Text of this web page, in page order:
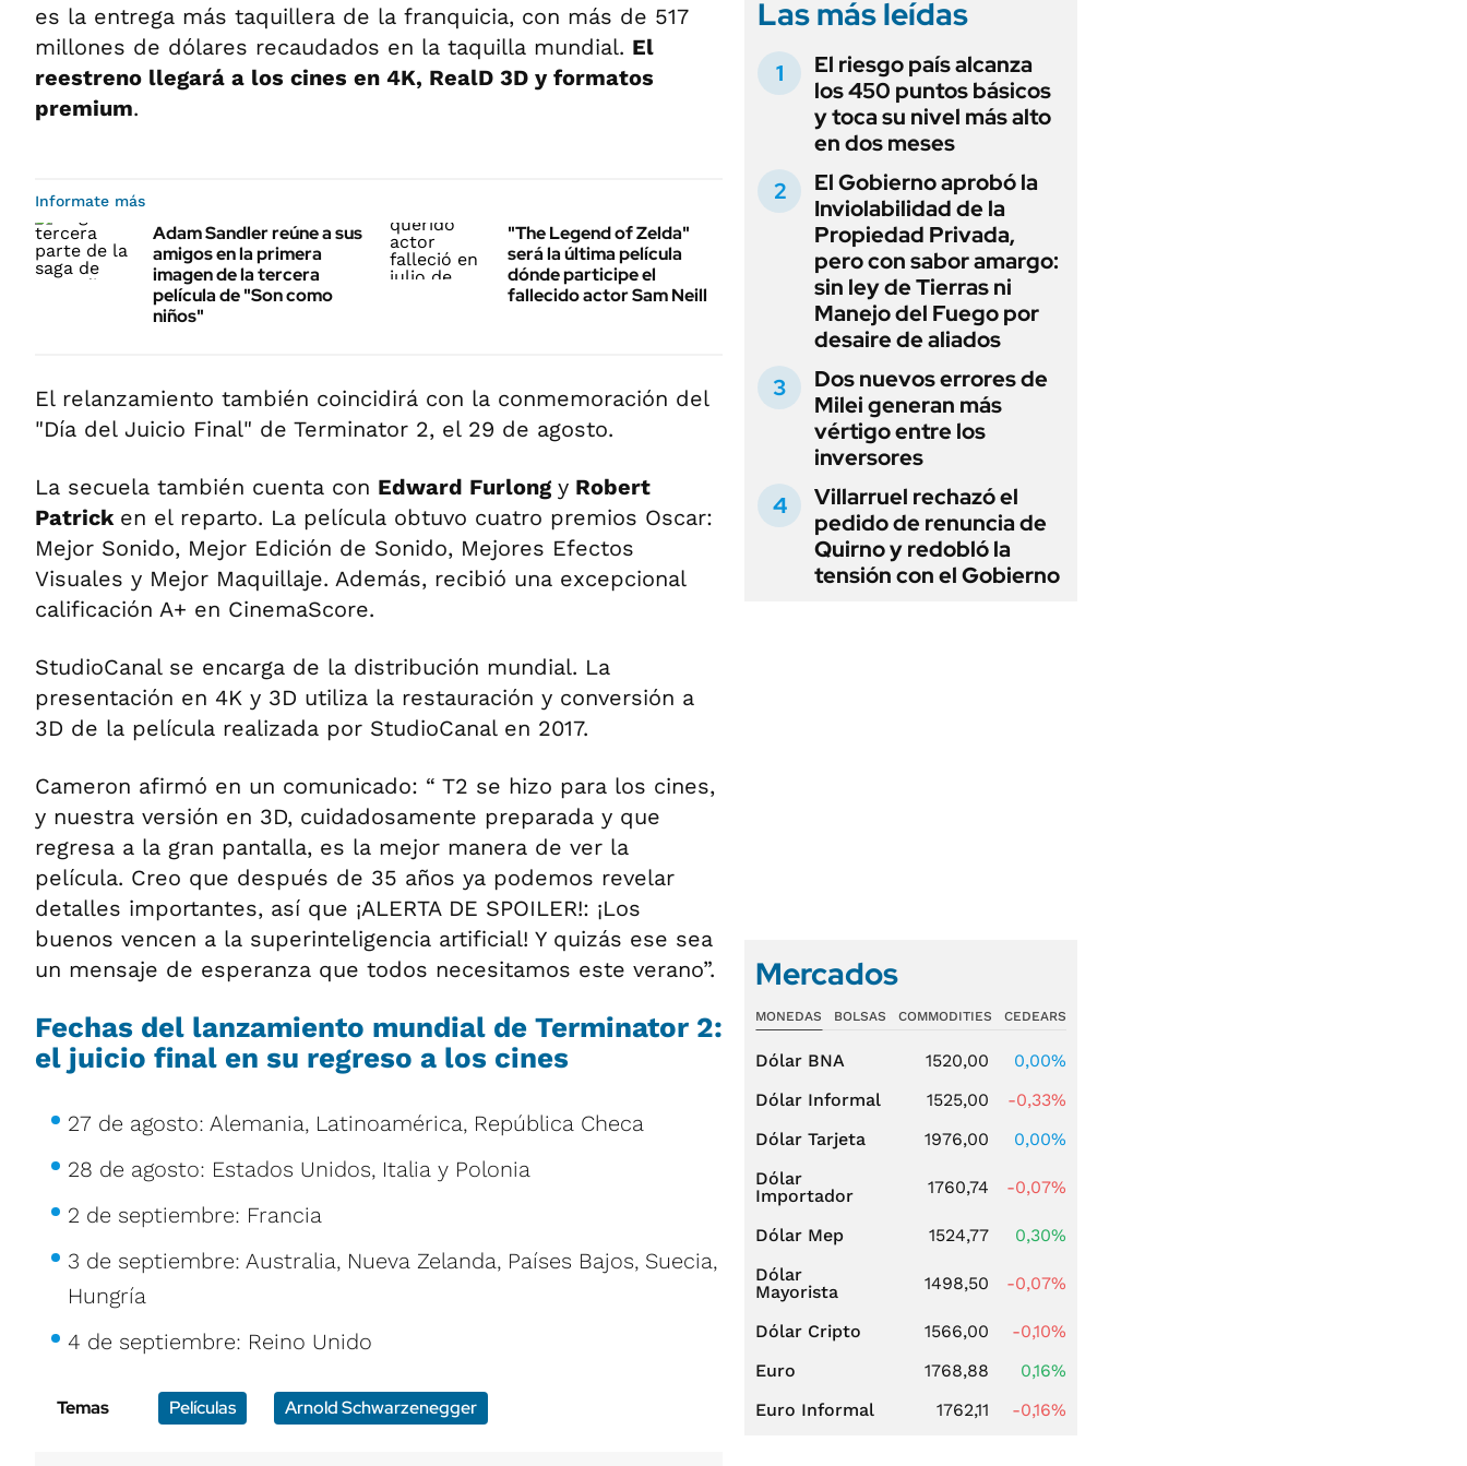
es la entrega más taquillera de la franquicia, con más de 517
millones de dólares recaudados en la taquilla mundial. El
reestreno llegará a los cines en 4K, RealD 3D y formatos
premium.
Informate más
Adam Sandler reúne a sus
amigos en la primera
imagen de la tercera
película de "Son como
niños"
"The Legend of Zelda"
será la última película
dónde participe el
fallecido actor Sam Neill
El relanzamiento también coincidirá con la conmemoración del
"Día del Juicio Final" de Terminator 2, el 29 de agosto.
La secuela también cuenta con Edward Furlong y Robert
Patrick en el reparto. La película obtuvo cuatro premios Oscar:
Mejor Sonido, Mejor Edición de Sonido, Mejores Efectos
Visuales y Mejor Maquillaje. Además, recibió una excepcional
calificación A+ en CinemaScore.
StudioCanal se encarga de la distribución mundial. La
presentación en 4K y 3D utiliza la restauración y conversión a
3D de la película realizada por StudioCanal en 2017.
Cameron afirmó en un comunicado: “ T2 se hizo para los cines,
y nuestra versión en 3D, cuidadosamente preparada y que
regresa a la gran pantalla, es la mejor manera de ver la
película. Creo que después de 35 años ya podemos revelar
detalles importantes, así que ¡ALERTA DE SPOILER!: ¡Los
buenos vencen a la superinteligencia artificial! Y quizás ese sea
un mensaje de esperanza que todos necesitamos este verano”.
Fechas del lanzamiento mundial de Terminator 2:
el juicio final en su regreso a los cines
27 de agosto: Alemania, Latinoamérica, República Checa
28 de agosto: Estados Unidos, Italia y Polonia
2 de septiembre: Francia
3 de septiembre: Australia, Nueva Zelanda, Países Bajos, Suecia,
Hungría
4 de septiembre: Reino Unido
Temas Películas Arnold Schwarzenegger
Las más leídas
El riesgo país alcanza
los 450 puntos básicos
y toca su nivel más alto
en dos meses
El Gobierno aprobó la
Inviolabilidad de la
Propiedad Privada,
pero con sabor amargo:
sin ley de Tierras ni
Manejo del Fuego por
desaire de aliados
Dos nuevos errores de
Milei generan más
vértigo entre los
inversores
Villarruel rechazó el
pedido de renuncia de
Quirno y redobló la
tensión con el Gobierno
Mercados
MONEDAS BOLSAS COMMODITIES CEDEARS
Dólar BNA 1520,00
0,00%
Dólar Informal
1525,00
-0,33%
Dólar Tarjeta
1976,00
0,00%
Dólar
Importador
1760,74 -0,07%
Dólar Mep 1524,77
0,30%
Dólar
Mayorista
1498,50 -0,07%
Dólar Cripto 1566,00
-0,10%
Euro
1768,88
0,16%
Euro Informal
1762,11 -0,16%